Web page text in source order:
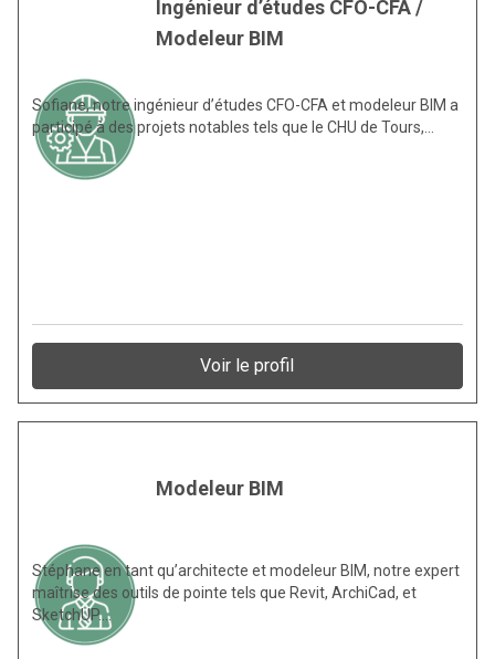
Ingénieur d’études CFO-CFA /
Modeleur BIM
Sofiane, notre ingénieur d’études CFO-CFA et modeleur BIM a
participé à des projets notables tels que le CHU de Tours,…
Voir le profil
Modeleur BIM
Stéphane en tant qu’architecte et modeleur BIM, notre expert
maîtrise des outils de pointe tels que Revit, ArchiCad, et
SketchUP.…